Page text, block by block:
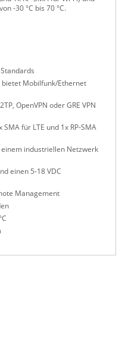
-30 °C bis 70 °C.
bietet Mobilfunk/Ethernet
OpenVPN oder GRE VPN
für LTE und 1x RP-SMA
industriellen Netzwerk
einen 5-18 VDC
Management